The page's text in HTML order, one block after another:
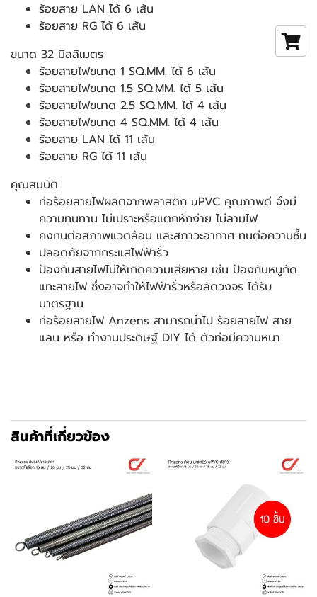
ร้อยสาย LAN ได้ 6 เส้น
ร้อยสาย RG ได้ 6 เส้น
ขนาด 32 มิลลิเมตร
ร้อยสายไฟขนาด 1 SQ.MM. ได้ 6 เส้น
ร้อยสายไฟขนาด 1.5 SQ.MM. ได้ 5 เส้น
ร้อยสายไฟขนาด 2.5 SQ.MM. ได้ 4 เส้น
ร้อยสายไฟขนาด 4 SQ.MM. ได้ 4 เส้น
ร้อยสาย LAN ได้ 11 เส้น
ร้อยสาย RG ได้ 11 เส้น
คุณสมบัติ
ท่อร้อยสายไฟผลิตจากพลาสติก uPVC คุณภาพดี จึงมี
ความทนทาน ไม่เปราะหรือแตกหักง่าย ไม่ลามไฟ
คงทนต่อสภาพแวดล้อม และสภาวะอากาศ ทนต่อความชื้น
ปลอดภัยจากกระแสไฟฟ้ารั่ว
ป้องกันสายไฟไม่ให้เกิดความเสียหาย เช่น ป้องกันหนูกัด
แทะสายไฟ ซึ่งอาจทำให้ไฟฟ้ารั่วหรือลัดวงจร ได้รับ
มาตรฐาน
ท่อร้อยสายไฟ Anzens สามารถนำไป ร้อยสายไฟ สาย
แลน หรือ ทำงานประดิษฐ์ DIY ได้ ตัวท่อมีความหนา
สินค้าที่เกี่ยวข้อง